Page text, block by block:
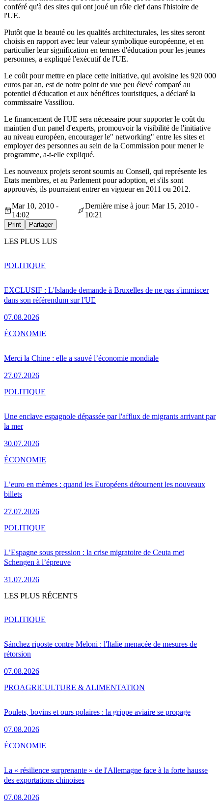
conféré qu'à des sites qui ont joué un rôle clef dans l'histoire de
l'UE.
Plutôt que la beauté ou les qualités architecturales, les sites seront
choisis en rapport avec leur valeur symbolique européenne, et en
particulier leur signification en termes d'éducation pour les jeunes
personnes, a expliqué l'exécutif de l'UE.
Le coût pour mettre en place cette initiative, qui avoisine les 920 000
euros par an, est de notre point de vue peu élevé comparé au
potentiel d'éducation et aux bénéfices touristiques, a déclaré la
commissaire Vassiliou.
Le financement de l'UE sera nécessaire pour supporter le coût du
maintien d'un panel d'experts, promouvoir la visibilité de l'initiative
au niveau européen, encourager le" networking" entre les sites et
employer des personnes au sein de la Commission pour mener le
programme, a-t-elle expliqué.
Les nouveaux projets seront soumis au Conseil, qui représente les
Etats membres, et au Parlement pour adoption, et s'ils sont
approuvés, ils pourraient entrer en vigueur en 2011 ou 2012.
Mar 10, 2010 -
14:02
Dernière mise à jour: Mar 15, 2010 -
10:21
Print Partager
LES PLUS LUS
EXCLUSIF : L'Islande demande à Bruxelles de ne pas s'immiscer
dans son référendum sur l'UE
07.08.2026
POLITIQUE
Merci la Chine : elle a sauvé l’économie mondiale
27.07.2026
ÉCONOMIE
Une enclave espagnole dépassée par l'afflux de migrants arrivant par
la mer
30.07.2026
POLITIQUE
L’euro en mèmes : quand les Européens détournent les nouveaux
billets
27.07.2026
ÉCONOMIE
L’Espagne sous pression : la crise migratoire de Ceuta met
Schengen à l’épreuve
31.07.2026
POLITIQUE
LES PLUS RÉCENTS
Sánchez riposte contre Meloni : l'Italie menacée de mesures de
rétorsion
07.08.2026
POLITIQUE
Poulets, bovins et ours polaires : la grippe aviaire se propage
07.08.2026
PROAGRICULTURE & ALIMENTATION
La « résilience surprenante » de l'Allemagne face à la forte hausse
des exportations chinoises
07.08.2026
ÉCONOMIE